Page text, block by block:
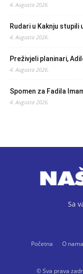
4. Augusta 2026.
Rudari u Kaknju stupili
4. Augusta 2026.
Preživjeli planinari,
4. Augusta 2026.
Spomen za Fadila
4. Augusta 2026.
Sa
Početna O nama
© Sva prava